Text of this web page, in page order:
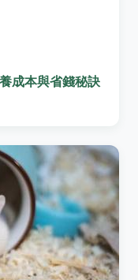
成本與省錢秘訣